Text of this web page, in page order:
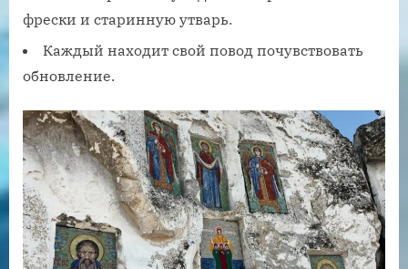
фрески и старинную утварь.
Каждый находит свой повод почувствовать
обновление.